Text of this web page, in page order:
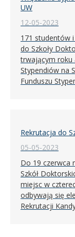
UW
12-05-2023
171 studentów
do Szkoły
trwającym roku
Stypendiów na
Funduszu
Rekrutacja do
05-05-2023
Do 19 czerwca
Szkół
miejsc w
odbywają się
Rekrutacji